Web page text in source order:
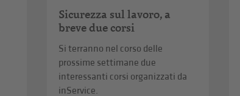
Sicurezza sul lavoro, a
breve due corsi
Si terranno nel corso delle
prossime settimane due
interessanti corsi organizzati da
inService.